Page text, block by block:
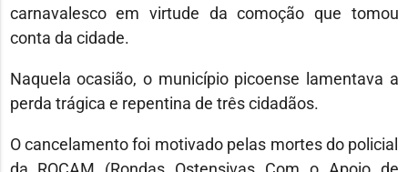
carnavalesco em virtude da comoção que tomou
conta da cidade.
Naquela ocasião, o município picoense lamentava a
perda trágica e repentina de três cidadãos.
O cancelamento foi motivado pelas mortes do policial